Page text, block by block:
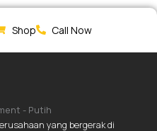
Shop Call Now
yang bergerak di